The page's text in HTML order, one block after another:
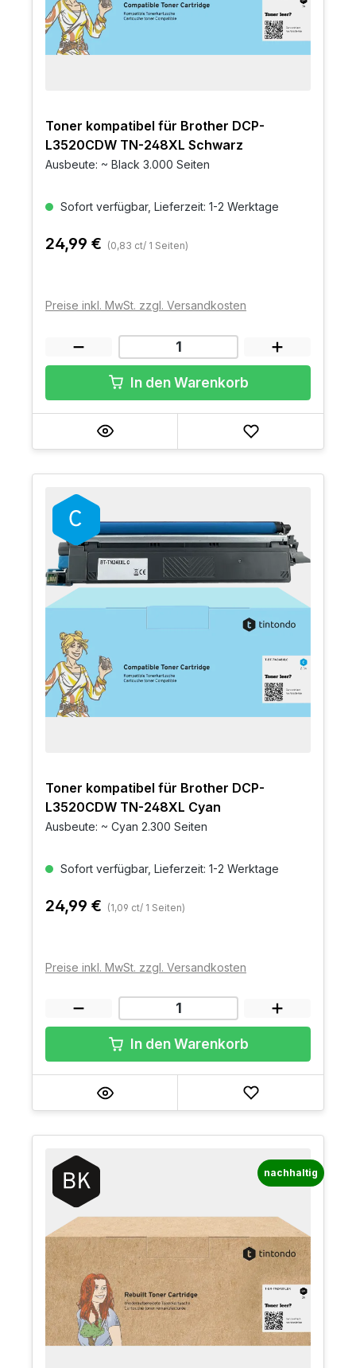
Toner kompatibel für Brother DCP-
L3520CDW TN-248XL Schwarz
Ausbeute: ~ Black 3.000 Seiten
Sofort verfügbar, Lieferzeit: 1-2 Werktage
24,99 € (0,83 ct/ 1 Seiten)
Preise inkl. MwSt. zzgl. Versandkosten
In den Warenkorb
Toner kompatibel für Brother DCP-
L3520CDW TN-248XL Cyan
Ausbeute: ~ Cyan 2.300 Seiten
Sofort verfügbar, Lieferzeit: 1-2 Werktage
24,99 € (1,09 ct/ 1 Seiten)
Preise inkl. MwSt. zzgl. Versandkosten
In den Warenkorb
nachhaltig